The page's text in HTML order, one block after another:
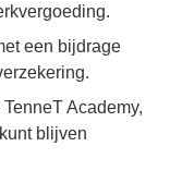
een bijdrage
Academy,
blijven